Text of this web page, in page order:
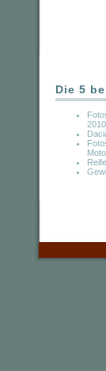
Die 5
2010